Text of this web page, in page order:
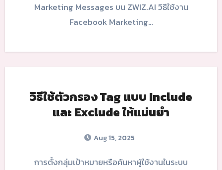
Marketing Messages บน ZWIZ.AI วิธีใช้งาน
Facebook Marketing…
วิธีใช้ตัวกรอง Tag แบบ Include
และ Exclude ให้แม่นยำ
Aug 15, 2025
การตั้งกลุ่มเป้าหมายหรือค้นหาผู้ใช้งานในระบบ